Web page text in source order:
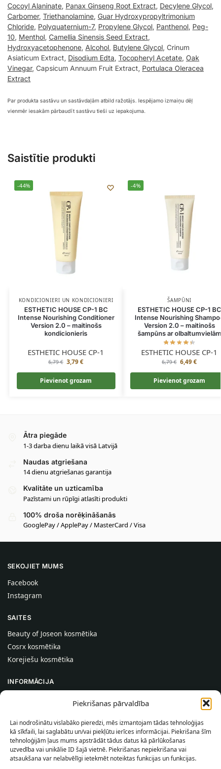
Piekrišanas pārvaldība
Lai nodrošinātu vislabāko pieredzi, mēs izmantojam tādas tehnoloģijas
kā sīkfaili, lai saglabātu un/vai piekļūtu ierīces informācijai. Piekrišana šīm
tehnoloģijām ļaus mums apstrādāt tādus datus kā pārlūkošanas
uzvedība vai unikālie ID šajā vietnē. Piekrišanas nepiekrišana vai
atsaukšana var nelabvēlīgi ietekmēt noteiktas funkcijas un funkcijas.
Cocoyl Alaninate, Panax Ginseng Root Extract, Decylene Glycol,
Carbomer, Triethanolamine, Guar Hydroxypropyltrimonium
Chloride, Polyquaternium-7, Propylene Glycol, Panthenol, Peg-
10, Menthol, Camellia Sinensis Seed Extract,
Hydroxyacetophenone, Alcohol, Butylene Glycol, Crinum
Asiaticum Extract, Disodium Edta, Tocopheryl Acetate, Oak
Vinegar, Capsicum Annuum Fruit Extract, Portulaca Oleracea
Extract
Par produkta sastāvu un sastāvdaļām atbild ražotājs. Iespējamo izmaiņu dēļ
vienmēr iesakām pārbaudīt sastāvu tieši uz iepakojuma.
Saistītie produkti
-44%
KONDICIONIERI UN KONDICIONIERI
ESTHETIC HOUSE CP-1 BC
Intense Nourishing Conditioner
Version 2.0 – maitinošs
kondicionieris
ESTHETIC HOUSE CP-1
6,79€ 3,79€
Pievienot grozam
-4%
ŠAMPŪNI
ESTHETIC HOUSE CP-1 BC
Intense Nourishing
Version 2.0 – maitinošs
šampūns ar olbaltumvielām
ESTHETIC HOUSE CP-1
6,79€ 6,49€
Pievienot grozam
Ātra piegāde
1-3 darba dienu laikā visā Latvijā
Naudas atgriešana
14 dienu atgriešanas garantija
Kvalitāte un uzticamība
Pazīstami un rūpīgi atlasīti produkti
100% droša norēķināšanās
GooglePay / ApplePay / MasterCard / Visa
SEKOJIET MUMS
Facebook
Instagram
SAITES
Beauty of Joseon kosmētika
Cosrx kosmētika
Korejiešu kosmētika
INFORMĀCIJA
Palīdzība
INFORMĀCIJA PIRCĒJAM
Piegādes nosacījumi